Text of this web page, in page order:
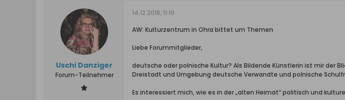
Uschi Danziger
Forum-Teilnehmer
14.12.2018, 11:19
AW: Kulturzentrum in Ohra bittet um Themen
Liebe Forummitglieder,
deutsche oder polnische Kultur? Als Bildende Künstlerin ist mir der
Dreistadt und Umgebung deutsche Verwandte und polnische
Es interessiert mich, wie es in der „alten Heimat“ politisch und